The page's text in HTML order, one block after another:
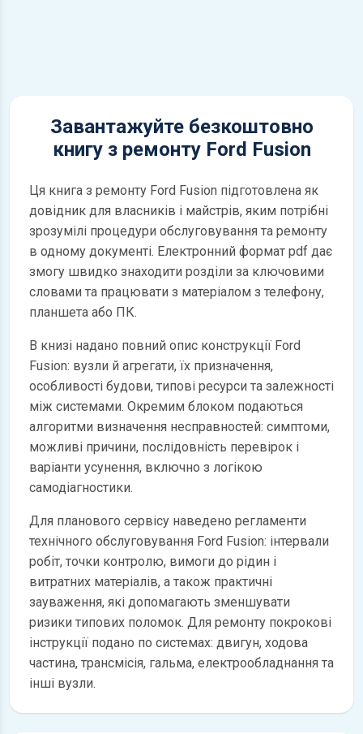
Завантажуйте безкоштовно
книгу з ремонту Ford Fusion
Ця книга з ремонту Ford Fusion підготовлена як
довідник для власників і майстрів, яким потрібні
зрозумілі процедури обслуговування та ремонту
в одному документі. Електронний формат pdf дає
змогу швидко знаходити розділи за ключовими
словами та працювати з матеріалом з телефону,
планшета або ПК.
В книзі надано повний опис конструкції Ford
Fusion: вузли й агрегати, їх призначення,
особливості будови, типові ресурси та залежності
між системами. Окремим блоком подаються
алгоритми визначення несправностей: симптоми,
можливі причини, послідовність перевірок і
варіанти усунення, включно з логікою
самодіагностики.
Для планового сервісу наведено регламенти
технічного обслуговування Ford Fusion: інтервали
робіт, точки контролю, вимоги до рідин і
витратних матеріалів, а також практичні
зауваження, які допомагають зменшувати
ризики типових поломок. Для ремонту покрокові
інструкції подано по системах: двигун, ходова
частина, трансмісія, гальма, електрообладнання та
інші вузли.